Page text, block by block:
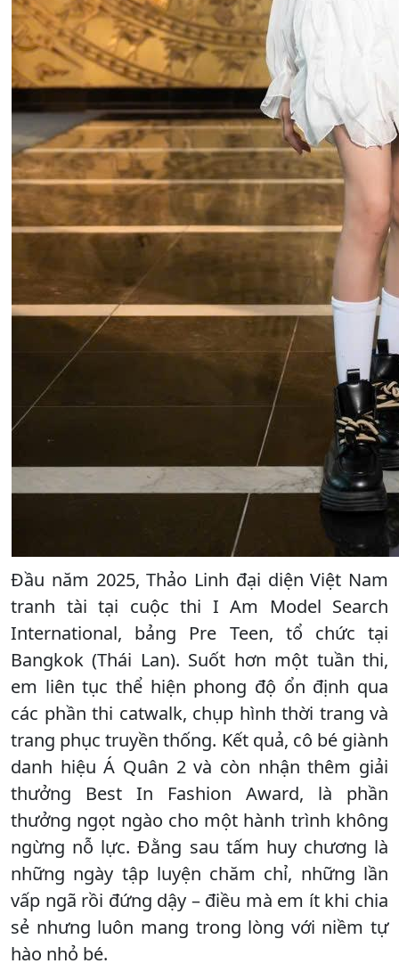
Đầu năm 2025, Thảo Linh đại diện Việt Nam
tranh tài tại cuộc thi I Am Model Search
International, bảng Pre Teen, tổ chức tại
Bangkok (Thái Lan). Suốt hơn một tuần thi,
em liên tục thể hiện phong độ ổn định qua
các phần thi catwalk, chụp hình thời trang và
trang phục truyền thống. Kết quả, cô bé giành
danh hiệu Á Quân 2 và còn nhận thêm giải
thưởng Best In Fashion Award, là phần
thưởng ngọt ngào cho một hành trình không
ngừng nỗ lực. Đằng sau tấm huy chương là
những ngày tập luyện chăm chỉ, những lần
vấp ngã rồi đứng dậy – điều mà em ít khi chia
sẻ nhưng luôn mang trong lòng với niềm tự
hào nhỏ bé.